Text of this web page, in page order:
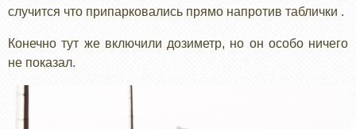
случится что припарковались прямо напротив таблички .
Конечно тут же включили дозиметр, но он особо ничего
не показал.